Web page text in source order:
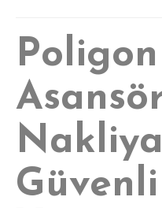
Poligon